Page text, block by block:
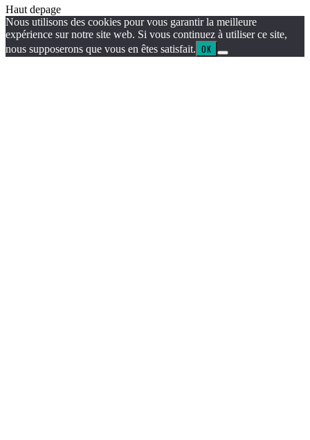
Haut depage
Nous utilisons des cookies pour vous garantir la meilleure
expérience sur notre site web. Si vous continuez à utiliser ce site,
nous supposerons que vous en êtes satisfait. OK